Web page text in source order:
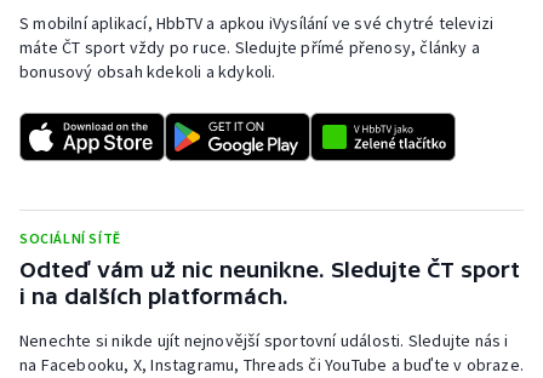
S mobilní aplikací, HbbTV a apkou iVysílání ve své chytré televizi
máte ČT sport vždy po ruce. Sledujte přímé přenosy, články a
bonusový obsah kdekoli a kdykoli.
SOCIÁLNÍ SÍTĚ
Odteď vám už nic neunikne. Sledujte ČT sport
i na dalších platformách.
Nenechte si nikde ujít nejnovější sportovní události. Sledujte nás i
na Facebooku, X, Instagramu, Threads či YouTube a buďte v obraze.